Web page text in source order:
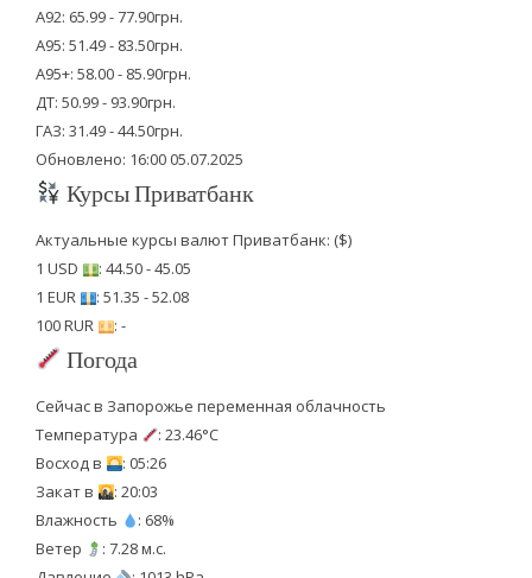
А92: 65.99 - 77.90грн.
А95: 51.49 - 83.50грн.
А95+: 58.00 - 85.90грн.
ДТ: 50.99 - 93.90грн.
ГАЗ: 31.49 - 44.50грн.
Обновлено: 16:00 05.07.2025
Курсы Приватбанк
Актуальные курсы валют Приватбанк: ($)
1 USD
: 44.50 - 45.05
1 EUR
: 51.35 - 52.08
100 RUR
: -
Погода
Сейчас в Запорожье переменная облачность
Температура
: 23.46°C
Восход в
: 05:26
Закат в
: 20:03
Влажность
: 68%
Ветер
: 7.28 м.с.